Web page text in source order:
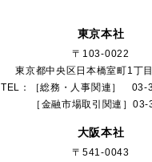
東京本社
〒103-0022
東京都中央区日本橋室町1丁
TEL：［総務・人事関連］ 03-
［金融市場取引関連］03-
大阪本社
〒541-0043